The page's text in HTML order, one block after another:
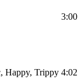
3:00
Happy, Trippy 4:02